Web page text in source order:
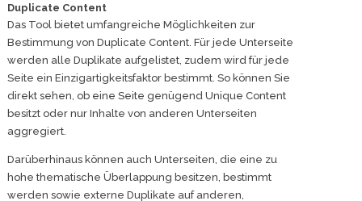
Duplicate Content
Das Tool bietet umfangreiche Möglichkeiten zur
Bestimmung von Duplicate Content. Für jede Unterseite
werden alle Duplikate aufgelistet, zudem wird für jede
Seite ein Einzigartigkeitsfaktor bestimmt. So können Sie
direkt sehen, ob eine Seite genügend Unique Content
besitzt oder nur Inhalte von anderen Unterseiten
aggregiert.
Darüberhinaus können auch Unterseiten, die eine zu
hohe thematische Überlappung besitzen, bestimmt
werden sowie externe Duplikate auf anderen,